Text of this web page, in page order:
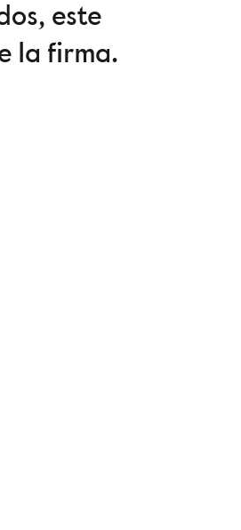
este
la firma.